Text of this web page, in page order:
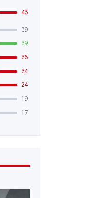
43
39
39
36
34
24
19
17